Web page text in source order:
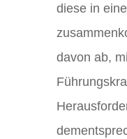
diese in
davon ab,